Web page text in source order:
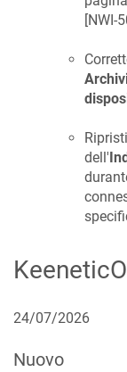
[NWI-
dell'
24/07/2026
Nuovo